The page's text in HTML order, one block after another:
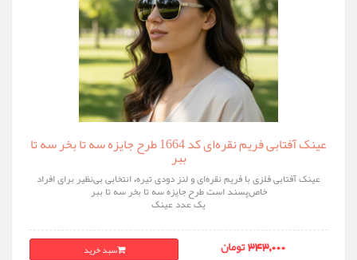
عینک آفتابی فریم نقره‌ای کد 1664 طرح جایزه سه تا بخر سه تا
ببر
عینک آفتابی فلزی با فریم نقره‌ای و لنز دودی تیره، انتخابی بی‌نظیر برای افراد
خاص‌پسند است طرح جایزه سه تا بخر سه تا ببر
یک عدد عینک
343,000 تومان
سبد خرید